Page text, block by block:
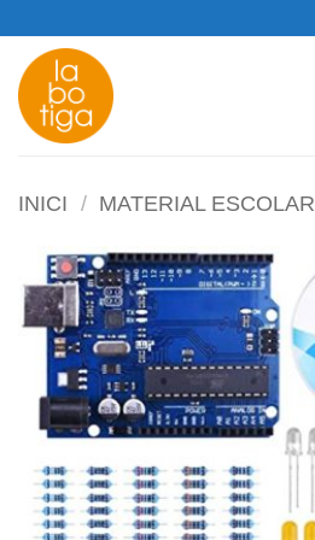
content
INICI / MATERIAL ESCOLAR